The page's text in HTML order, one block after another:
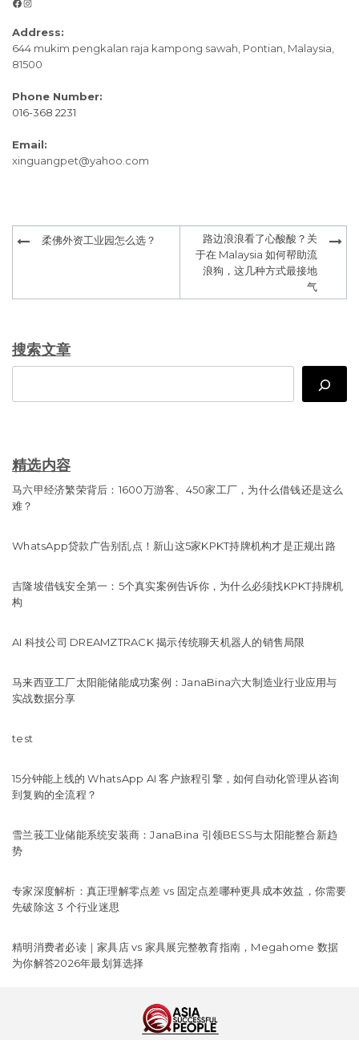
Address:
644 mukim pengkalan raja kampong sawah, Pontian, Malaysia,
81500
Phone Number:
016-368 2231
Email:
xinguangpet@yahoo.com
Post
navigation
柔佛外资工业园怎么选？
路边浪浪看了心酸酸？关
于在 Malaysia 如何帮助流
浪狗，这几种方式最接地
气
搜索文章
精选内容
马六甲经济繁荣背后：1600万游客、450家工厂，为什么借钱还是这么
难？
WhatsApp贷款广告别乱点！新山这5家KPKT持牌机构才是正规出路
吉隆坡借钱安全第一：5个真实案例告诉你，为什么必须找KPKT持牌机
构
AI 科技公司 DREAMZTRACK 揭示传统聊天机器人的销售局限
马来西亚工厂太阳能储能成功案例：JanaBina六大制造业行业应用与
实战数据分享
test
15分钟能上线的 WhatsApp AI 客户旅程引擎，如何自动化管理从咨询
到复购的全流程？
雪兰莪工业储能系统安装商：JanaBina 引领BESS与太阳能整合新趋
势
专家深度解析：真正理解零点差 vs 固定点差哪种更具成本效益，你需要
先破除这 3 个行业迷思
精明消费者必读｜家具店 vs 家具展完整教育指南，Megahome 数据
为你解答2026年最划算选择